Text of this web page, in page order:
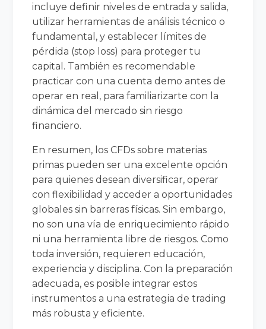
incluye definir niveles de entrada y salida,
utilizar herramientas de análisis técnico o
fundamental, y establecer límites de
pérdida (stop loss) para proteger tu
capital. También es recomendable
practicar con una cuenta demo antes de
operar en real, para familiarizarte con la
dinámica del mercado sin riesgo
financiero.
En resumen, los CFDs sobre materias
primas pueden ser una excelente opción
para quienes desean diversificar, operar
con flexibilidad y acceder a oportunidades
globales sin barreras físicas. Sin embargo,
no son una vía de enriquecimiento rápido
ni una herramienta libre de riesgos. Como
toda inversión, requieren educación,
experiencia y disciplina. Con la preparación
adecuada, es posible integrar estos
instrumentos a una estrategia de trading
más robusta y eficiente.